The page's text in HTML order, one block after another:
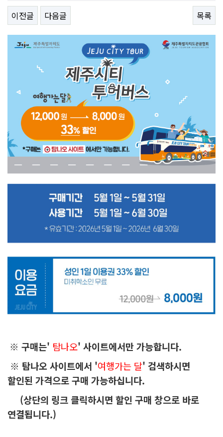
이전글
다음글 목록
※ 구매는' 탐나오' 사이트에서만 가능합니다.
※ 탐나오 사이트에서 '여행가는 달' 검색하시면
할인된 가격으로 구매 가능하십니다.
(상단의 링크 클릭하시면 할인 구매 창으로 바로
연결됩니다.)